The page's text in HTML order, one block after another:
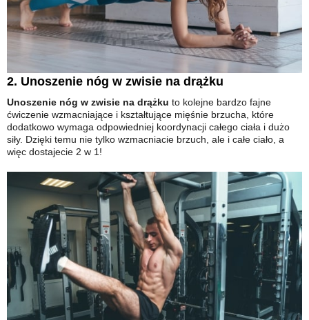
2. Unoszenie nóg w zwisie na drążku
Unoszenie nóg w zwisie na drążku to kolejne bardzo fajne
ćwiczenie wzmacniające i kształtujące mięśnie brzucha, które
dodatkowo wymaga odpowiedniej koordynacji całego ciała i dużo
siły. Dzięki temu nie tylko wzmacniacie brzuch, ale i całe ciało, a
więc dostajecie 2 w 1!